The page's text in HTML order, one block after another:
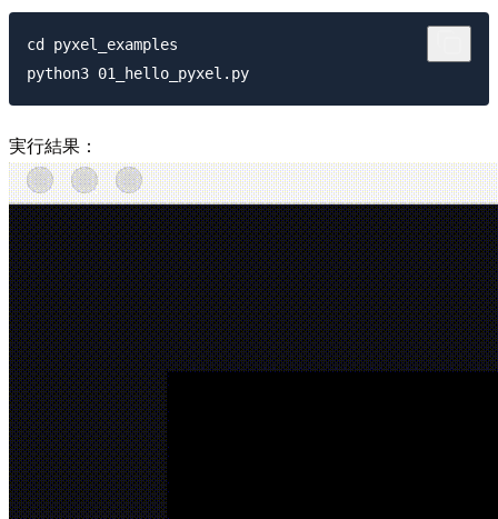
cd pyxel_examples
実行結果：